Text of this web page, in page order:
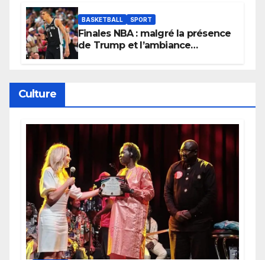
BASKETBALL SPORT
Finales NBA : malgré la présence
de Trump et l’ambiance
Culture